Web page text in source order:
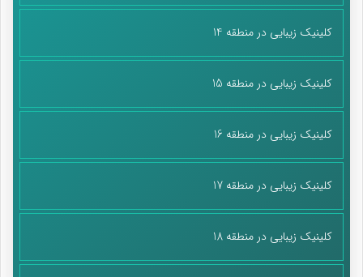
کلینیک زیبایی در منطقه 14
کلینیک زیبایی در منطقه 15
کلینیک زیبایی در منطقه 16
کلینیک زیبایی در منطقه 17
کلینیک زیبایی در منطقه 18